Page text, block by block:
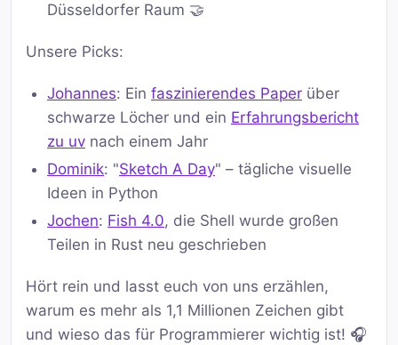
Düsseldorfer Raum 🤝
Unsere Picks:
Johannes: Ein faszinierendes Paper über
schwarze Löcher und ein Erfahrungsbericht
zu uv nach einem Jahr
Dominik: "Sketch A Day" – tägliche visuelle
Ideen in Python
Jochen: Fish 4.0, die Shell wurde großen
Teilen in Rust neu geschrieben
Hört rein und lasst euch von uns erzählen,
warum es mehr als 1,1 Millionen Zeichen gibt
und wieso das für Programmierer wichtig ist! 🎧